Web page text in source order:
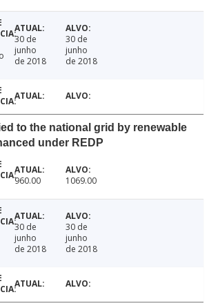
30 de
junho
de 2018
30 de
junho
de 2018
to the national grid by renewable
under REDP
960.00 1069.00
30 de
junho
de 2018
30 de
junho
de 2018